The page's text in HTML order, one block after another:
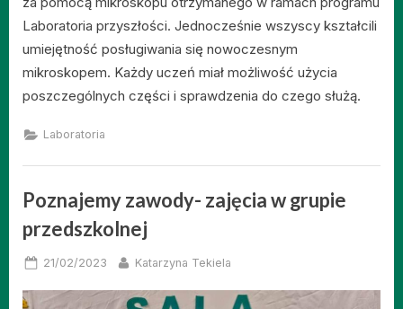
Laboratoria przyszłości. Jednocześnie wszyscy kształcili
umiejętność posługiwania się nowoczesnym
mikroskopem. Każdy uczeń miał możliwość użycia
poszczególnych części i sprawdzenia do czego służą.
Laboratoria
Poznajemy zawody- zajęcia w grupie
przedszkolnej
Posted
21/02/2023 By
Katarzyna Tekiela